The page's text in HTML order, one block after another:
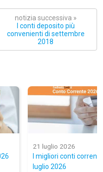
notizia successiva »
I conti deposito più
convenienti di settembre
2018
21 luglio 2026
I migliori conti
luglio 2026